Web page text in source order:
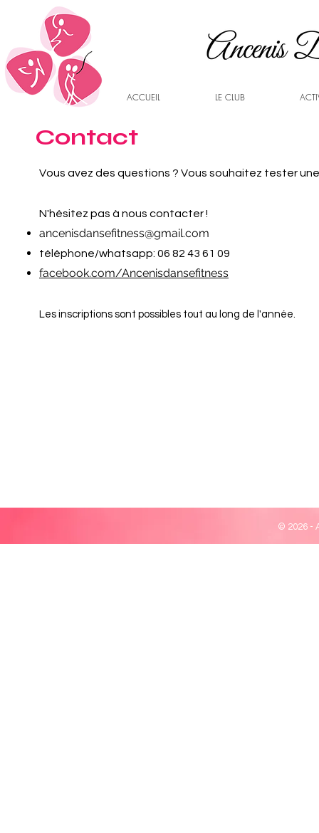
ACCUEIL LE CLUB
Contact
Vous avez des questions ? Vous souhaitez tester
N'hésitez pas à nous contacter !
ancenisdansefitness@gmail.com
téléphone/whatsapp: 06 82 43 61 09
facebook.com/Ancenisdansefitness
Les inscriptions sont possibles tout au long de l'année.
© 2026 -